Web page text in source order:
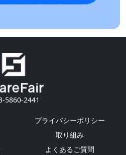
5860-2441
プライバシーポリシー
取り組み
よくあるご質問